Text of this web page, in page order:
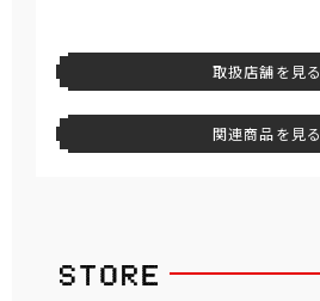
取扱店舗を見る
関連商品を見る